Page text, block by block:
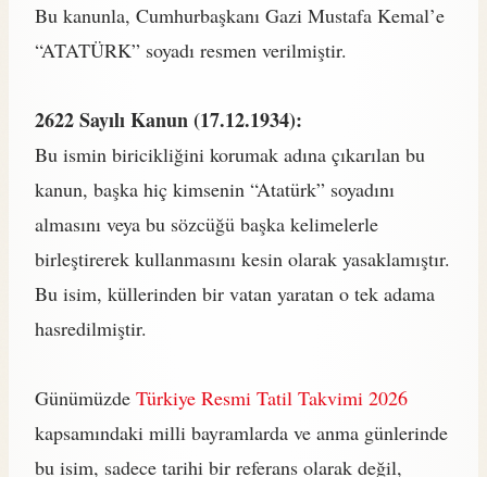
Bu kanunla, Cumhurbaşkanı Gazi Mustafa Kemal’e
“ATATÜRK” soyadı resmen verilmiştir.
2622 Sayılı Kanun (17.12.1934):
Bu ismin biricikliğini korumak adına çıkarılan bu
kanun, başka hiç kimsenin “Atatürk” soyadını
almasını veya bu sözcüğü başka kelimelerle
birleştirerek kullanmasını kesin olarak yasaklamıştır.
Bu isim, küllerinden bir vatan yaratan o tek adama
hasredilmiştir.
Günümüzde Türkiye Resmi Tatil Takvimi 2026
kapsamındaki milli bayramlarda ve anma günlerinde
bu isim, sadece tarihi bir referans olarak değil,